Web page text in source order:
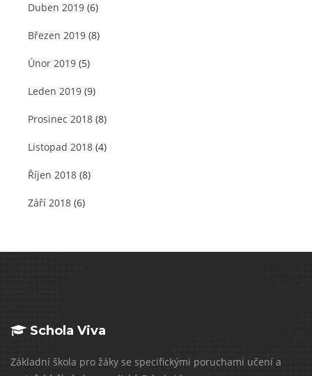
Duben 2019 (6)
Březen 2019 (8)
Únor 2019 (5)
Leden 2019 (9)
Prosinec 2018 (8)
Listopad 2018 (4)
Říjen 2018 (8)
Září 2018 (6)
Schola Viva
Základní škola pro žáky se specifickými poruchami učení a